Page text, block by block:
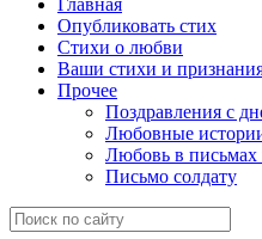
Опубликовать стих
Стихи о любви
Ваши стихи и
Прочее
Поздравления с
Любовные
Любовь в
Письмо солдату